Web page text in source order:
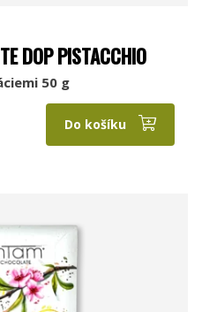
DOP PISTACCHIO
50 g
Do košíku